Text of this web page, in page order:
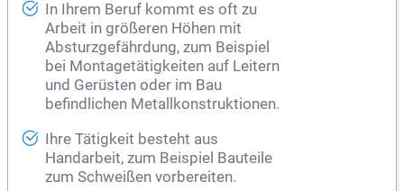
In Ihrem Beruf kommt es oft zu
Arbeit in größeren Höhen mit
Absturzgefährdung, zum Beispiel
bei Montagetätigkeiten auf Leitern
und Gerüsten oder im Bau
befindlichen Metallkonstruktionen.
Ihre Tätigkeit besteht aus
Handarbeit, zum Beispiel Bauteile
zum Schweißen vorbereiten.